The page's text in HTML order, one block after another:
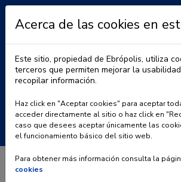
BLOG | CONTACTO
Buscar:
Acerca de las cookies en
Este sitio, propiedad de Ebrópolis, utiliza
terceros que permiten mejorar la
recopilar información.
Haz click en "Aceptar cookies" para aceptar
acceder directamente al sitio o haz click en
caso que desees aceptar únicamente las
el funcionamiento básico del sitio web.
Para obtener más información consulta la
cookies